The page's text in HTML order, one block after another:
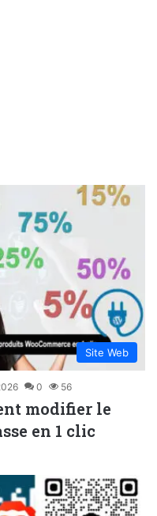
Site Web
0 56
modifier le
en 1 clic